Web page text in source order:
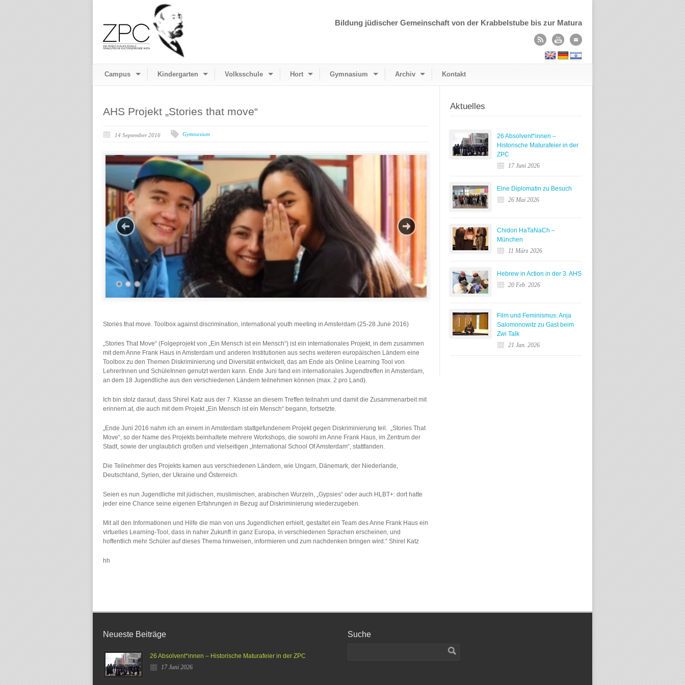
Bildung jüdischer Gemeinschaft von der Krabbelstube bis zur Matura
Campus Kindergarten Volksschule Hort Gymnasium Archiv Kontakt
AHS Projekt „Stories that move“
14 September 2016 Gymnasium
Stories that move. Toolbox against discrimination, international youth meeting in Amsterdam (25-28 June 2016)
„Stories That Move“ (Folgeprojekt von „Ein Mensch ist ein Mensch“) ist ein internationales Projekt, in dem zusammen
mit dem Anne Frank Haus in Amsterdam und anderen Institutionen aus sechs weiteren europäischen Ländern eine
Toolbox zu den Themen Diskriminierung und Diversität entwickelt, das am Ende als Online Learning Tool von
LehrerInnen und SchüleInnen genutzt werden kann. Ende Juni fand ein internationales Jugendtreffen in Amsterdam,
an dem 18 Jugendliche aus den verschiedenen Ländern teilnehmen können (max. 2 pro Land).
Ich bin stolz darauf, dass Shirel Katz aus der 7. Klasse an diesem Treffen teilnahm und damit die Zusammenarbeit mit
erinnern.at, die auch mit dem Projekt „Ein Mensch ist ein Mensch“ begann, fortsetzte.
„Ende Juni 2016 nahm ich an einem in Amsterdam stattgefundenem Projekt gegen Diskriminierung teil. „Stories That
Move“, so der Name des Projekts beinhaltete mehrere Workshops, die sowohl im Anne Frank Haus, im Zentrum der
Stadt, sowie der unglaublich großen und vielseitigen „International School Of Amsterdam“, stattfanden.
Die Teilnehmer des Projekts kamen aus verschiedenen Ländern, wie Ungarn, Dänemark, der Niederlande,
Deutschland, Syrien, der Ukraine und Österreich.
Seien es nun Jugendliche mit jüdischen, muslimischen, arabischen Wurzeln, „Gypsies“ oder auch HLBT+: dort hatte
jeder eine Chance seine eigenen Erfahrungen in Bezug auf Diskriminierung wiederzugeben.
Mit all den Informationen und Hilfe die man von uns Jugendlichen erhielt, gestaltet ein Team des Anne Frank Haus ein
virtuelles Learning-Tool, dass in naher Zukunft in ganz Europa, in verschiedenen Sprachen erscheinen, und
hoffentlich mehr Schüler auf dieses Thema hinweisen, informieren und zum nachdenken bringen wird.“ Shirel Katz
hh
Aktuelles
26 Absolvent*innen –
Historische Maturafeier in der
ZPC
17 Juni 2026
Eine Diplomatin zu Besuch
26 Mai 2026
Chidon HaTaNaCh –
München
11 März 2026
Hebrew in Action in der 3. AHS
20 Feb. 2026
Film und Feminismus: Anja
Salomonowitz zu Gast beim
Zwi Talk
21 Jan. 2026
Neueste Beiträge
26 Absolvent*innen – Historische Maturafeier in der ZPC
17 Juni 2026
Suche